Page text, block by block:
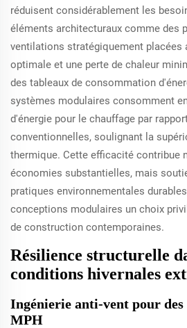
réduisent considérablement les
éléments architecturaux comme des
ventilations stratégiquement placées
optimale et une perte de chaleur
des tableaux de consommation
systèmes modulaires consomment
d'énergie pour le chauffage par
conventionnelles, soulignant la
thermique. Cette efficacité contribue
économies substantielles, mais
pratiques environnementales
conceptions modulaires un choix
de construction contemporaines.
Résilience structurelle
conditions hivernales
Ingénierie anti-vent pour des
MPH